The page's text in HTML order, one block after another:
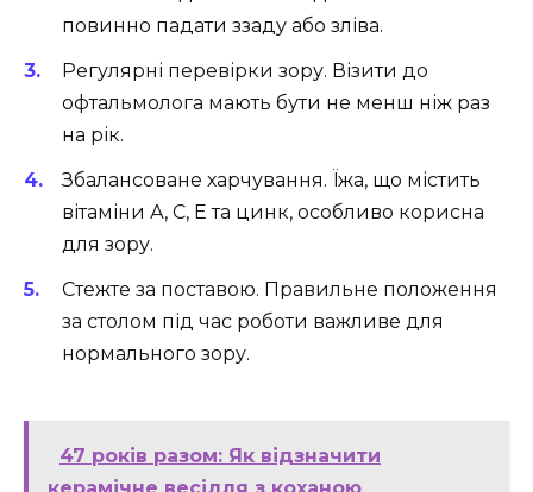
повинно падати ззаду або зліва.
Регулярні перевірки зору. Візити до
офтальмолога мають бути не менш ніж раз
на рік.
Збалансоване харчування. Їжа, що містить
вітаміни А, C, E та цинк, особливо корисна
для зору.
Стежте за поставою. Правильне положення
за столом під час роботи важливе для
нормального зору.
47 років разом: Як відзначити